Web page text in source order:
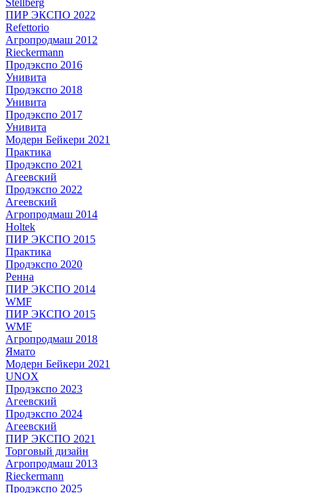
Stellberg
ПИР ЭКСПО 2022
Refettorio
Агропродмаш 2012
Rieckermann
Продэкспо 2016
Унивита
Продэкспо 2018
Унивита
Продэкспо 2017
Унивита
Модерн Бейкери 2021
Практика
Продэкспо 2021
Агеевский
Продэкспо 2022
Агеевский
Агропродмаш 2014
Holtek
ПИР ЭКСПО 2015
Практика
Продэкспо 2020
Ренна
ПИР ЭКСПО 2014
WMF
ПИР ЭКСПО 2015
WMF
Агропродмаш 2018
Ямато
Модерн Бейкери 2021
UNOX
Продэкспо 2023
Агеевский
Продэкспо 2024
Агеевский
ПИР ЭКСПО 2021
Торговый дизайн
Агропродмаш 2013
Rieckermann
Продэкспо 2025